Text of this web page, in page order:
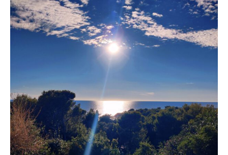
4
Tips
om
halen.